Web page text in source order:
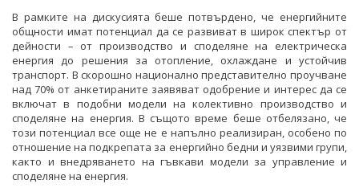
В рамките на дискусията беше потвърдено, че енергийните
общности имат потенциал да се развиват в широк спектър от
дейности – от производство и споделяне на електрическа
енергия до решения за отопление, охлаждане и устойчив
транспорт. В скорошно национално представително проучване
над 70% от анкетираните заявяват одобрение и интерес да се
включат в подобни модели на колективно производство и
споделяне на енергия. В същото време беше отбелязано, че
този потенциал все още не е напълно реализиран, особено по
отношение на подкрепата за енергийно бедни и уязвими групи,
както и внедряването на гъвкави модели за управление и
споделяне на енергия.